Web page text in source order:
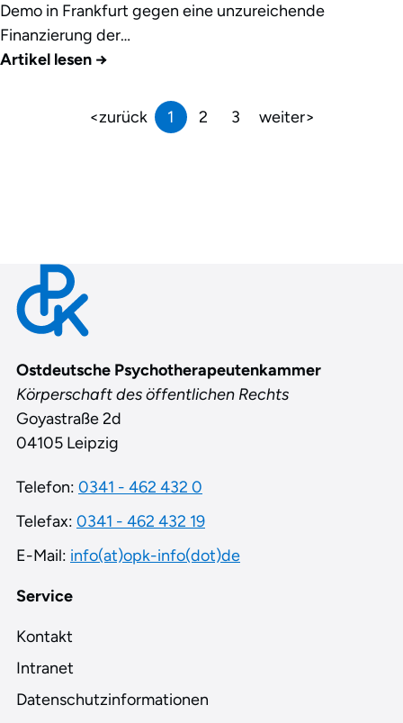
Demo in Frankfurt gegen eine unzureichende
Finanzierung der…
Artikel lesen →
zurück 1 2 3 weiter
Service
Kontakt
Intranet
Datenschutzinformationen
Contact
Ostdeutsche Psychotherapeutenkammer
Körperschaft des öffentlichen Rechts
Goyastraße 2d
04105 Leipzig
Telefon: 0341 - 462 432 0
Telefax: 0341 - 462 432 19
E-Mail: info(at)opk-info(dot)de